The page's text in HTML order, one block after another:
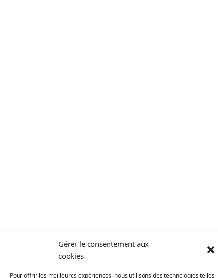
Gérer le consentement aux
cookies
Pour offrir les meilleures expériences, nous utilisons des technologies telles